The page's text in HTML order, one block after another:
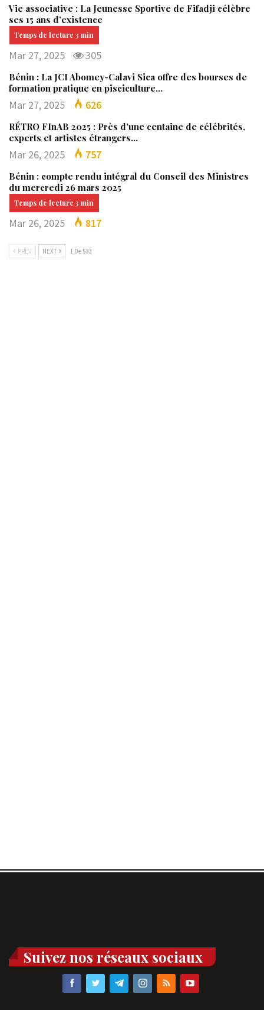
Vie associative : La Jeunesse Sportive de Fifadji célèbre
ses 15 ans d’existence
Mar 27, 2025 305
Bénin : La JCI Abomey-Calavi Sica offre des bourses de
formation pratique en pisciculture…
Mar 27, 2025 626
RÉTRO FInAB 2025 : Près d’une centaine de célébrités,
experts et artistes étrangers…
Mar 26, 2025 757
Bénin : compte rendu intégral du Conseil des Ministres
du mercredi 26 mars 2025
Mar 26, 2025 817
PREV NEXT 1 De 533
Suivez nos réseaux sociaux